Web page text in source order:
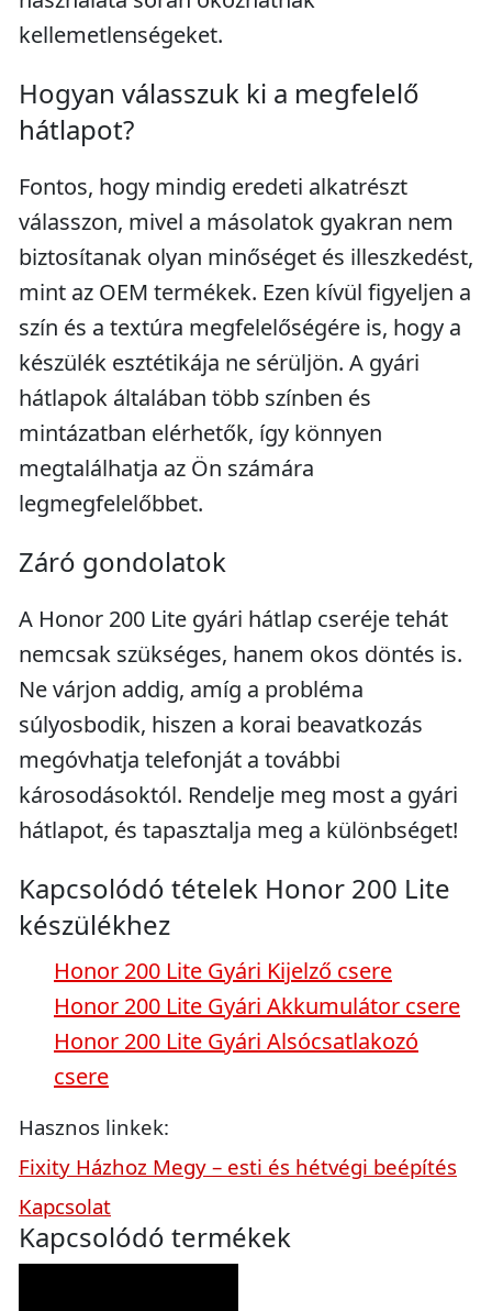
kellemetlenségeket.
Hogyan válasszuk ki a megfelelő
hátlapot?
Fontos, hogy mindig eredeti alkatrészt
válasszon, mivel a másolatok gyakran nem
biztosítanak olyan minőséget és illeszkedést,
mint az OEM termékek. Ezen kívül figyeljen a
szín és a textúra megfelelőségére is, hogy a
készülék esztétikája ne sérüljön. A gyári
hátlapok általában több színben és
mintázatban elérhetők, így könnyen
megtalálhatja az Ön számára
legmegfelelőbbet.
Záró gondolatok
A Honor 200 Lite gyári hátlap cseréje tehát
nemcsak szükséges, hanem okos döntés is.
Ne várjon addig, amíg a probléma
súlyosbodik, hiszen a korai beavatkozás
megóvhatja telefonját a további
károsodásoktól. Rendelje meg most a gyári
hátlapot, és tapasztalja meg a különbséget!
Kapcsolódó tételek Honor 200 Lite
készülékhez
Honor 200 Lite Gyári Kijelző csere
Honor 200 Lite Gyári Akkumulátor csere
Honor 200 Lite Gyári Alsócsatlakozó
csere
Hasznos linkek:
Fixity Házhoz Megy – esti és hétvégi beépítés
Kapcsolat
Kapcsolódó termékek